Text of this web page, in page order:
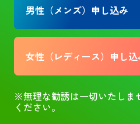
男性（メンズ）申し込み
女性（レディース）申し込
※無理な勧誘は一切いたしま
ください。